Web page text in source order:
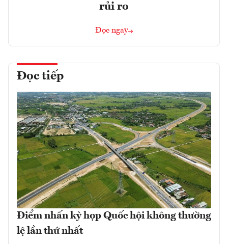
rủi ro
Đọc ngay
Đọc tiếp
Điểm nhấn kỳ họp Quốc hội không thường
lệ lần thứ nhất